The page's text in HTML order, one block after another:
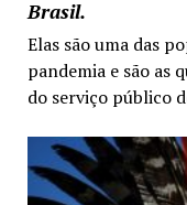
Brasil.
Elas são uma das
pandemia e são as
do serviço público